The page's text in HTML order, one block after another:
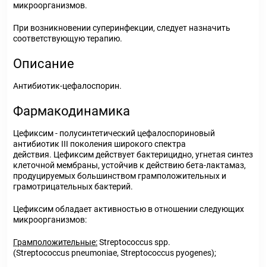
микроорганизмов.
При возникновении суперинфекции, следует назначить
соответствующую терапию.
Описание
Антибиотик-цефалоспорин.
Фармакодинамика
Цефиксим - полусинтетический цефалоспориновый
антибиотик III поколения широкого спектра
действия. Цефиксим действует бактерицидно, угнетая синтез
клеточной мембраны, устойчив к действию бета-лактамаз,
продуцируемых большинством грамположительных и
грамотрицательных бактерий.
Цефиксим обладает активностью в отношении следующих
микроорганизмов:
Грамположительные:Streptococcus spp.
(Streptococcus pneumoniae, Streptococcus pyogenes);